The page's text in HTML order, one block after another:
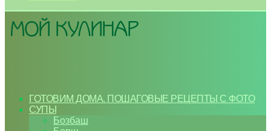
ГОТОВИМ ДОМА. ПОШАГОВЫЕ РЕЦЕПТЫ С ФОТО
СУПЫ
Бозбаш